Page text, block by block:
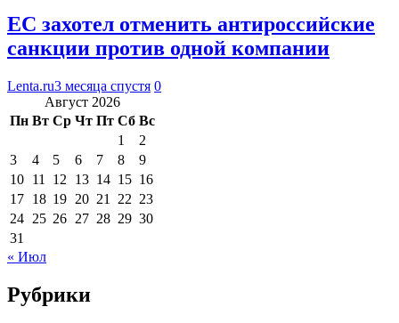
ЕС захотел отменить антироссийские
санкции против одной компании
Lenta.ru3 месяца спустя 0
Август 2026
Пн Вт Ср Чт Пт Сб Вс
1
2
3
4 5 6 7 8
9
10 11 12 13 14 15 16
17 18 19 20 21 22 23
24 25 26 27 28 29 30
31
« Июл
Рубрики